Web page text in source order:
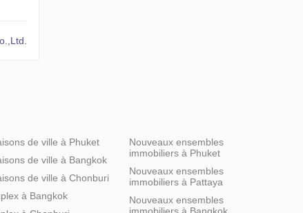
de ville à Phuket
de ville à Bangkok
de ville à Chonburi
à Bangkok
Nouveaux ensembles
immobiliers à Phuket
Nouveaux ensembles
immobiliers à Pattaya
Nouveaux ensembles
immobiliers à Bangkok